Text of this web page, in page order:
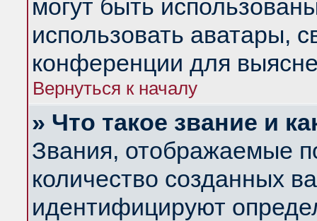
могут быть
использовать аватары,
конференции для
Вернуться к началу
» Что такое звание и
Звания, отображаемые
количество созданных
идентифицируют